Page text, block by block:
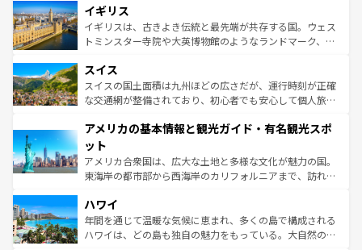
香り高いラベンダー畑など、多彩な楽しみ方が可能だ。さ
らに、パリ以外の地域にも魅力が溢れており、どの街角に
も豊かな歴史と文化が息づいている。パリ以外の個性あふ
を参照してほしい。
顔を持つこの国は、どこを歩いても飽きることがない。ベ
ルリンの文化的活気、バイエルン州のアルプスの絶景、そ
してライン川沿いのワイン畑といった風景は必見。ビール
は、お酒好きな人にはぜひ体験してほしい。 なお、新着の
ドイツ情報はコンテンツ一覧を参照してほしい。
イギリス
イギリスは、古きよき伝統と最先端が共存する国。ウェス
トミンスター寺院や大英博物館のようなランドマーク、歴
リアごとに異なる魅力がある。また、優雅なアフタヌーン
ティー、ビール好きにはたまらない英国パブ、サッカー観
戦など、本場だからこそできる体験も豊富。イギリスを旅
ンツ一覧を参照してほしい。
スイス
スイスの国土面積は九州ほどの広さだが、運行時刻が正確
な交通網が整備されており、初心者でも安心して個人旅行
の建物がそのまま残る町や、スイスならではのユニークな
博物館もあり、アルプス観光だけでなく町歩きも満喫する
ことができる。国民の所得が高いため物価も高いが、旅行
者向けの交通パス提供のサービスもあり、うまく活用すれ
着のスイス情報は
アメリカの基本情報と観光ガイド・有名観光スポ
ット
アメリカ合衆国は、広大な土地と多様な文化が魅力の国。
東海岸の都市部から西海岸のカリフォルニアまで、訪れる
のような巨大都市は、観光、ショッピング、エンターテイ
ンメントが詰まった刺激的なスポットだ。一方、アメリカ
西部には大自然が広がり、グランドキャニオンやイエロー
ハワイ
年間を通じて温暖な気候に恵まれ、多くの島で構成される
ハワイは、どの島も独自の魅力をもっている。大自然の神